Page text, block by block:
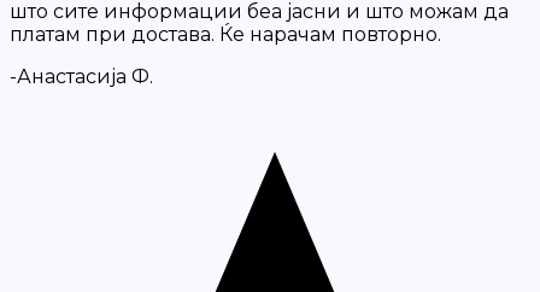
што сите информации беа јасни и што можам да
платам при достава. Ќе нарачам повторно.
-Анастасија Ф.